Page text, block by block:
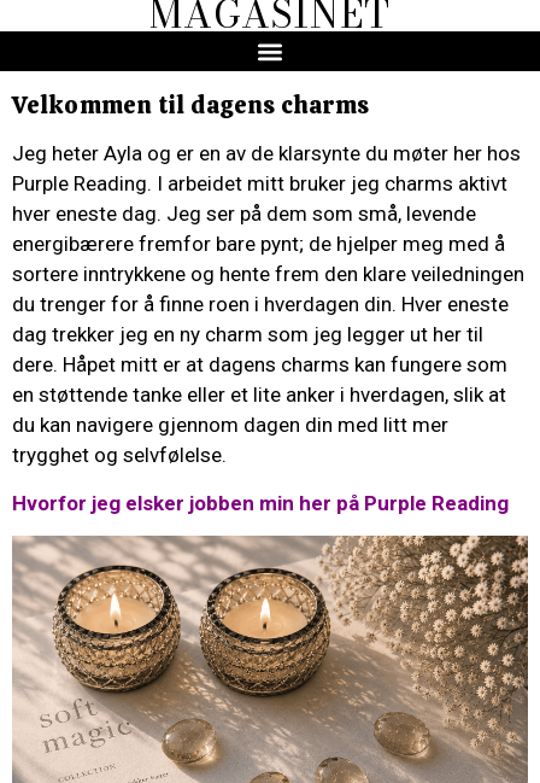
MAGASINET
Velkommen til dagens charms
Jeg heter Ayla og er en av de klarsynte du møter her hos
Purple Reading. I arbeidet mitt bruker jeg charms aktivt
hver eneste dag. Jeg ser på dem som små, levende
energibærere fremfor bare pynt; de hjelper meg med å
sortere inntrykkene og hente frem den klare veiledningen
du trenger for å finne roen i hverdagen din. Hver eneste
dag trekker jeg en ny charm som jeg legger ut her til
dere. Håpet mitt er at dagens charms kan fungere som
en støttende tanke eller et lite anker i hverdagen, slik at
du kan navigere gjennom dagen din med litt mer
trygghet og selvfølelse.
Hvorfor jeg elsker jobben min her på Purple Reading